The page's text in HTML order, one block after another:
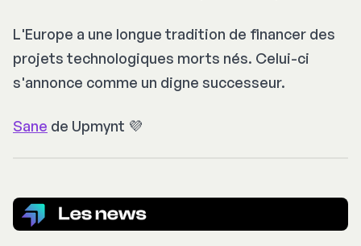
L'Europe a une longue tradition de financer des
projets technologiques morts nés. Celui-ci
s'annonce comme un digne successeur.
Sane de Upmynt 💜